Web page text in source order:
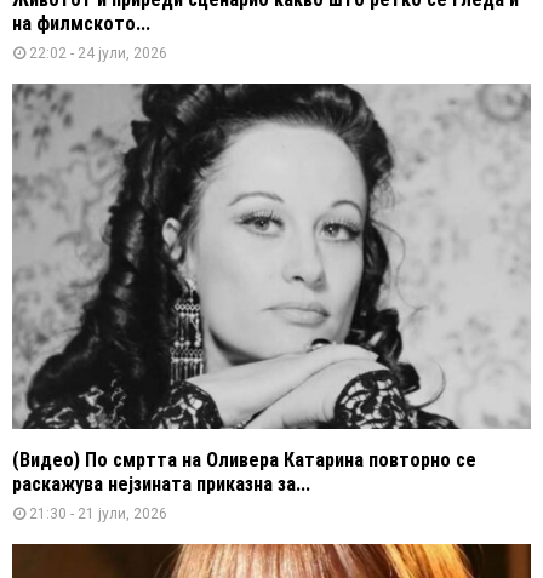
на филмското...
22:02 - 24 јули, 2026
(Видео) По смртта на Оливера Катарина повторно се
раскажува нејзината приказна за...
21:30 - 21 јули, 2026